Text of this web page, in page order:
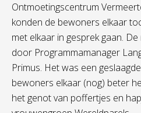
Ontmoetingscentrum
konden de bewoners elkaar
met elkaar in gesprek gaan.
door Programmamanager
Primus. Het was een
bewoners elkaar (nog) beter
het genot van poffertjes en